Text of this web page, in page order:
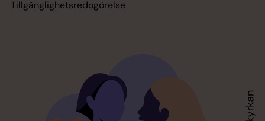
Tillgänglighetsredogörelse